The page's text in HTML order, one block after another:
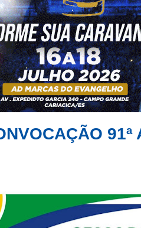
91ª